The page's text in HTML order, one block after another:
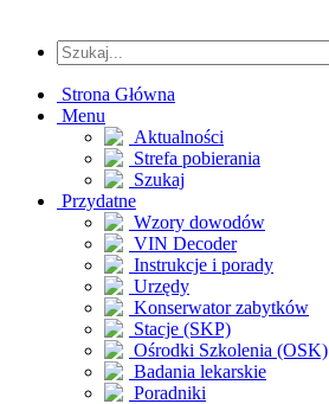
Strona Główna
Menu
Aktualności
Strefa pobierania
Szukaj
Przydatne
Wzory dowodów
VIN Decoder
Instrukcje i porady
Urzędy
Konserwator zabytków
Stacje (SKP)
Ośrodki Szkolenia (OSK)
Badania lekarskie
Poradniki